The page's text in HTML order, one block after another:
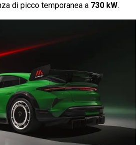
di picco temporanea a 730 kW.